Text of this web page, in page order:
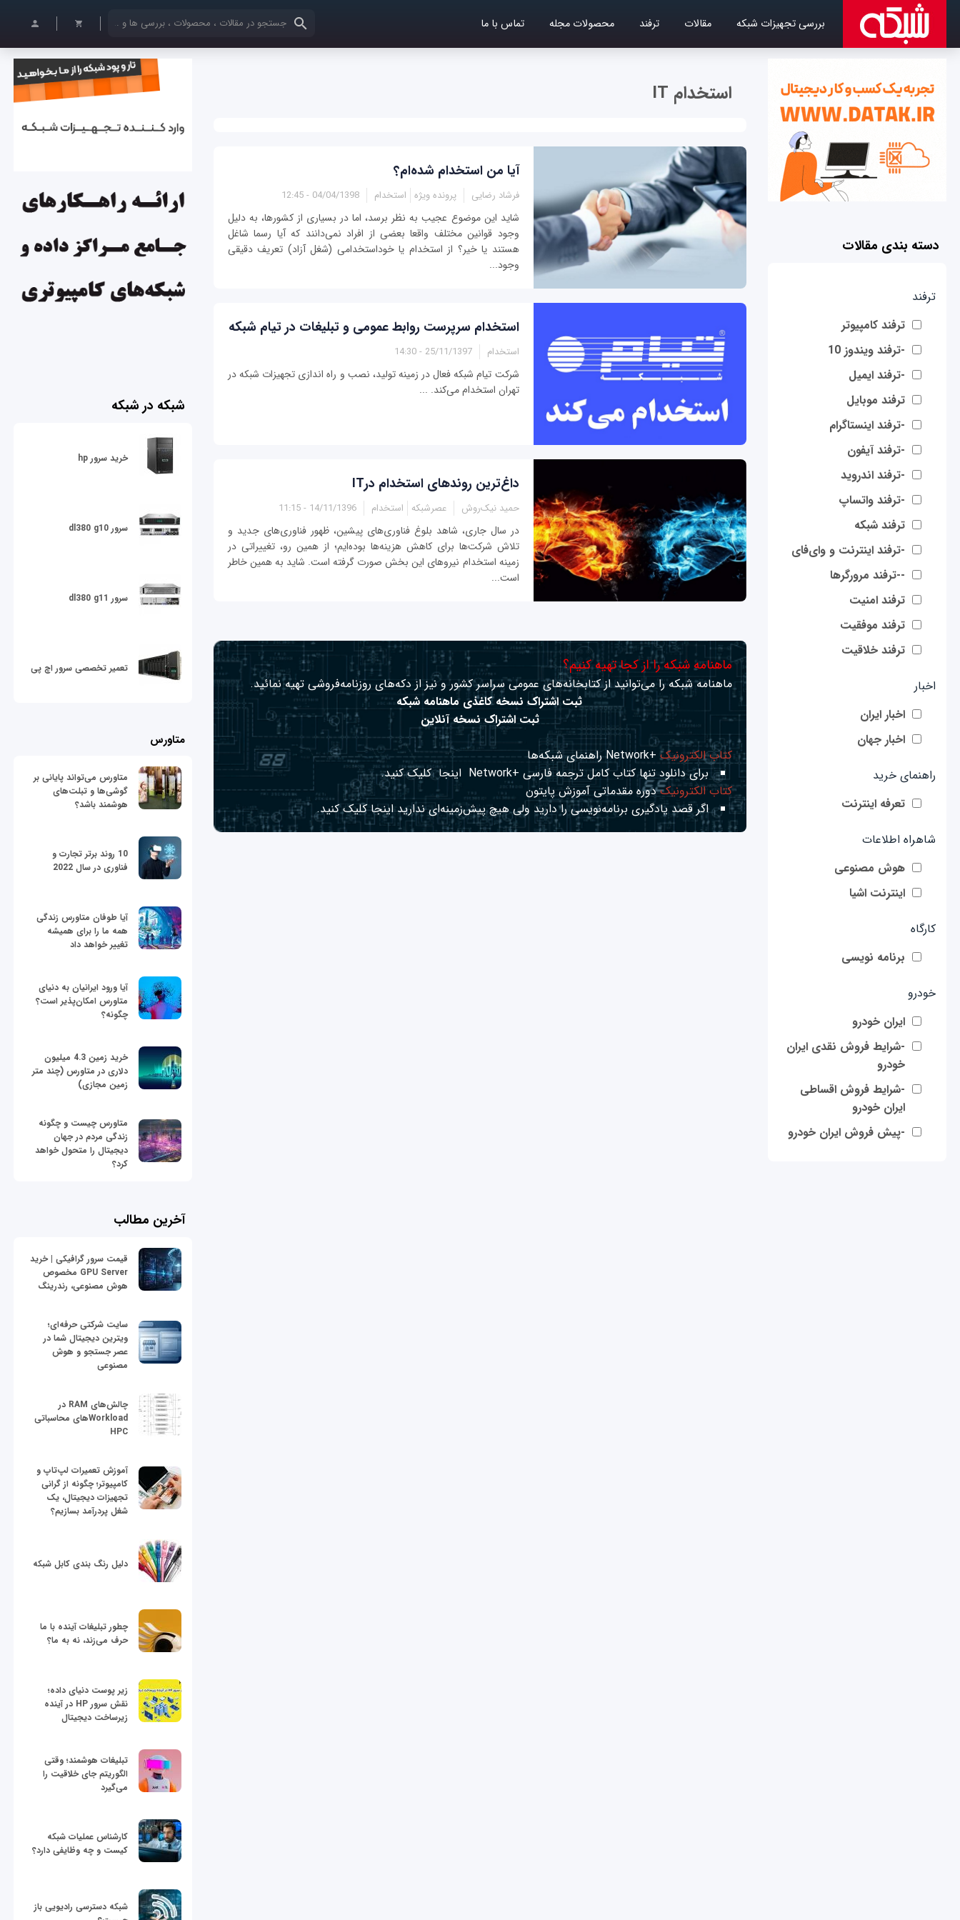
بررسی تجهیزات شبکه مقالات ترفند محصولات مجله تماس با ما کلمات کلیدی خود را وارد کنید
دسته بندی مقالات
ترفند
ترفند کامپیوتر
-ترفند ویندوز 10
-ترفند ایمیل
ترفند موبایل
-ترفند اینستاگرام
-ترفند آیفون
-ترفند اندروید
-ترفند واتساپ
ترفند شبکه
-ترفند اینترنت و وای‌فای
--ترفند مرورگرها
ترفند امنیت
ترفند موفقیت
ترفند خلاقیت
اخبار
اخبار ایران
اخبار جهان
راهنمای خرید
تعرفه اینترنت
شاهراه اطلاعات
هوش مصنوعی
اینترنت اشیا
کارگاه
برنامه نویسی
خودرو
ایران خودرو
-شرایط فروش نقدی ایران
خودرو
-شرایط فروش اقساطی
ایران خودرو
-پیش فروش ایران خودرو
استخدام IT
آیا من استخدام شده‌ام؟
فرشاد رضایی پرونده ویژه استخدام 04/04/1398 - 12:45
شاید این موضوع عجیب به نظر برسد، اما در بسیاری از کشورها، به دلیل
وجود قوانین مختلف واقعا بعضی از افراد نمی‌دانند که آیا رسما شاغل
هستند یا خیر؟ از استخدام یا خوداستخدامی (شغل آزاد) تعریف دقیقی
وجود...
استخدام سرپرست روابط عمومی و تبلیغات در تیام شبکه
استخدام 25/11/1397 - 14:30
شرکت تیام شبکه فعال در زمینه تولید، نصب و راه اندازی تجهیزات شبکه در
تهران استخدام می‌کند. ...
داغ‌ترین روند‌های استخدام درIT
حمید نیک‌روش عصرشبکه استخدام 14/11/1396 - 11:15
در سال جاری، شاهد بلوغ فناوری‌های پیشین، ظهور فناوری‌های جدید و
تلاش شرکت‌ها برای کاهش هزینه‌ها بوده‌ایم؛ از همین رو، تغییراتی در
زمینه استخدام نیروهای این بخش صورت گرفته است. شاید به ‌همین خاطر
است...
ماهنامه شبکه را از کجا تهیه کنیم؟
ماهنامه شبکه را می‌توانید از کتابخانه‌های عمومی سراسر کشور و نیز از دکه‌های روزنامه‌فروشی تهیه نمائید.
ثبت اشتراک نسخه کاغذی ماهنامه شبکه
ثبت اشتراک نسخه آنلاین
کتاب الکترونیک +Network راهنمای شبکه‌ها
برای دانلود تنها کتاب کامل ترجمه فارسی +Network
اینجا کلیک کنید.
کتاب الکترونیکدوره مقدماتی آموزش پایتون
اگر قصد یادگیری برنامه‌نویسی را دارید ولی هیچ پیش‌زمینه‌ای نداریداینجا کلیک کنید.
شبکه در شبکه
خرید سرور hp
سرور dl380 g10
سرور dl380 g11
تعمیر تخصصی سرور اچ پی
متاورس
متاورس می‌تواند پایانی بر
گوشی‌ها و تبلت‌های
هوشمند باشد؟
10 روند برتر تجارت و
فناوری در سال 2022
آیا طوفان متاورس زندگی
همه ما را برای همیشه
تغییر خواهد داد
آیا ورود ایرانیان به دنیای
متاورس امکان‌پذیر است؟
چگونه؟
خرید زمین 4.3 میلیون
دلاری در متاورس (چند متر
زمین مجازی)
متاورس چیست و چگونه
زندگی مردم در جهان
دیجیتال را متحول خواهد
کرد؟
آخرین مطالب
قیمت سرور گرافیکی | خرید
GPU Server مخصوص
هوش مصنوعی، رندرینگ
سایت شرکتی حرفه‌ای؛
ویترین دیجیتال شما در
عصر جستجو و هوش
مصنوعی
چالش‌های RAM در
Workloadهای محاسباتی
HPC
آموزش تعمیرات لپ‌تاپ و
کامپیوتر؛ چگونه از گرانی
تجهیزات دیجیتال، یک
شغل پردرآمد بسازیم؟
دلیل رنگ بندی کابل شبکه
چطور تبلیغات آینده با ما
حرف می‌زند، نه به ما؟
زیر پوست دنیای داده؛
نقش سرور HP در آینده
زیرساخت دیجیتال
تبلیغات هوشمند؛ وقتی
الگوریتم جای خلاقیت را
می‌گیرد
کارشناس عملیات شبکه
کیست و چه وظایفی دارد؟
شبکه دسترسی رادیویی باز